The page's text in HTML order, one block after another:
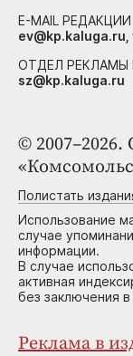
©
Полистать
Использование
случае
информации.
В случае
активная
без заключения
Реклама в
E-MAIL РЕДАКЦИИ
ОТДЕЛ РЕКЛАМЫ
sz@kp.kaluga.ru